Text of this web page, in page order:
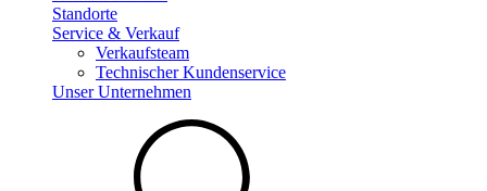
Standorte
Service & Verkauf
Verkaufsteam
Technischer Kundenservice
Unser Unternehmen